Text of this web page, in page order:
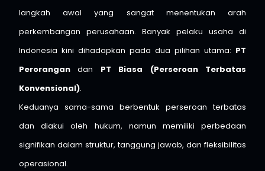
langkah awal yang sangat menentukan arah
perkembangan perusahaan. Banyak pelaku usaha di
Indonesia kini dihadapkan pada dua pilihan utama: PT
Perorangan dan PT Biasa (Perseroan Terbatas
Konvensional).
Keduanya sama-sama berbentuk perseroan terbatas
dan diakui oleh hukum, namun memiliki perbedaan
signifikan dalam struktur, tanggung jawab, dan fleksibilitas
operasional.